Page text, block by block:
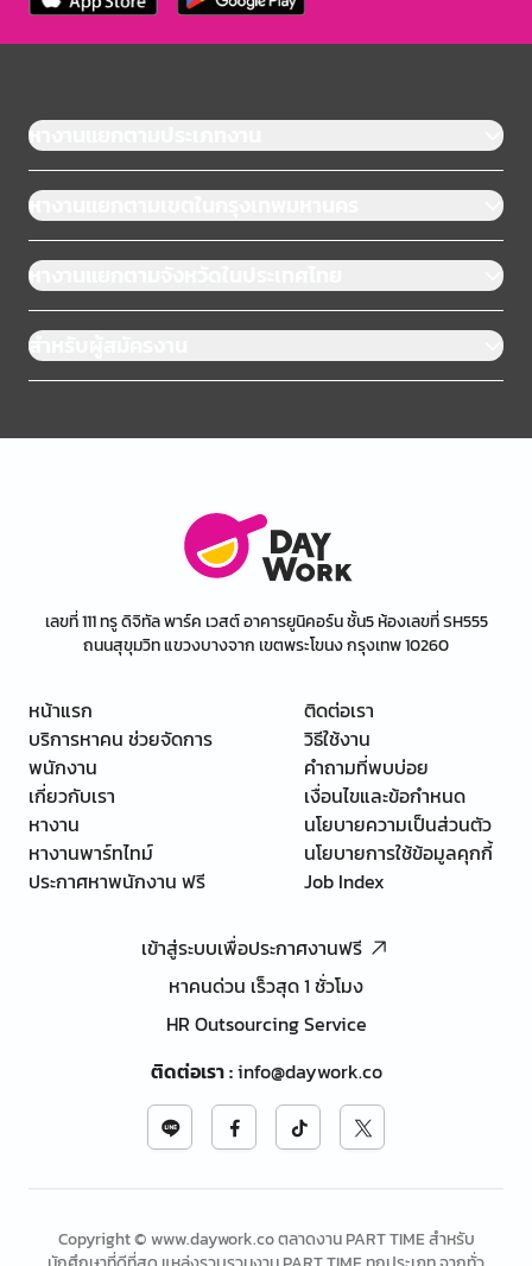
หางานแยกตามประเภทงาน
หางานแยกตามเขตในกรุงเทพมหานคร
หางานแยกตามจังหวัดในประเทศไทย
สำหรับผู้สมัครงาน
เลขที่ 111 ทรู ดิจิทัล พาร์ค เวสต์ อาคารยูนิคอร์น ชั้น5 ห้องเลขที่ SH555
ถนนสุขุมวิท แขวงบางจาก เขตพระโขนง กรุงเทพ 10260
หน้าแรก
บริการหาคน ช่วยจัดการ
พนักงาน
เกี่ยวกับเรา
หางาน
หางานพาร์ทไทม์
ประกาศหาพนักงาน ฟรี
ติดต่อเรา
วิธีใช้งาน
คำถามที่พบบ่อย
เงื่อนไขและข้อกำหนด
นโยบายความเป็นส่วนตัว
นโยบายการใช้ข้อมูลคุกกี้
Job Index
เข้าสู่ระบบเพื่อประกาศงานฟรี
หาคนด่วน เร็วสุด 1 ชั่วโมง
HR Outsourcing Service
ติดต่อเรา:info@daywork.co
Copyright © www.daywork.co ตลาดงาน PART TIME สำหรับ